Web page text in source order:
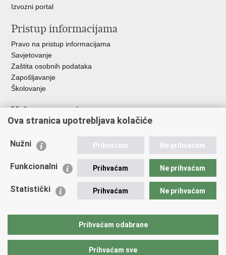
Izvozni portal
Pristup informacijama
Pravo na pristup informacijama
Savjetovanje
Zaštita osobnih podataka
Zapošljavanje
Školovanje
Važne poveznice
Ministarstvo unutarnjih poslova
Udruge
Policijska akademija
Zaklada policijske solidarnosti
Vučetić"
Ova stranica upotrebljava kolačiće
Nužni Prihvaćam Ne prihvaćam
Funkcionalni Prihvaćam Ne prihvaćam
Statistički Prihvaćam Ne prihvaćam
Prihvaćam odabrane
Prihvaćam sve